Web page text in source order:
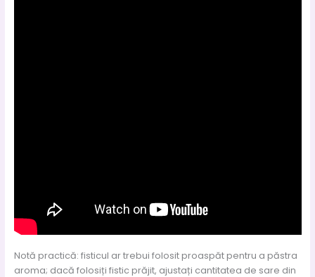
Notă practică: fisticul ar trebui folosit proaspăt pentru a păstra
aroma; dacă folosiți fistic prăjit, ajustați cantitatea de sare din